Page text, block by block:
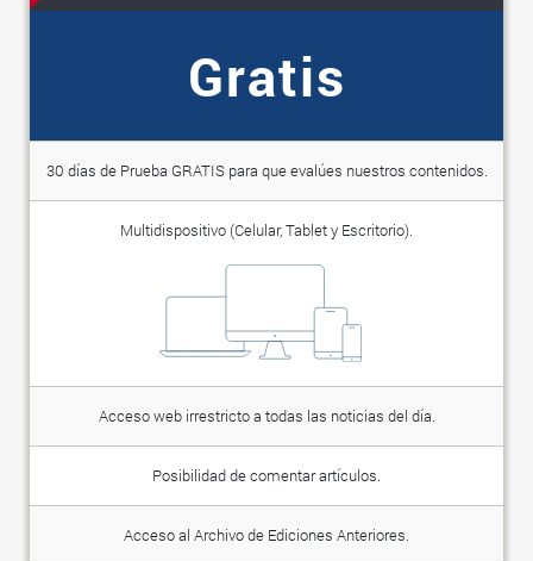
Gratis
30 días de Prueba GRATIS para que evalúes nuestros contenidos.
Multidispositivo (Celular, Tablet y Escritorio).
Acceso web irrestricto a todas las noticias del día.
Posibilidad de comentar artículos.
Acceso al Archivo de Ediciones Anteriores.